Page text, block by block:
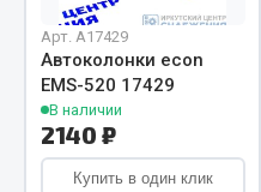
Автомобильный инструмент
Измерительный инструмент
Крепежный инструмент
Режущий инструмент
Силовое оборудование
Арт. А17429
Автоколонки econ
EMS-520 17429
В наличии
2140 ₽
Купить в один клик